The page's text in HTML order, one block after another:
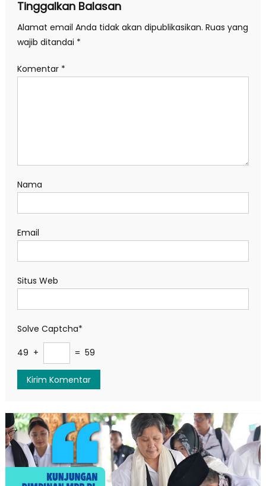
Tinggalkan Balasan
Alamat email Anda tidak akan dipublikasikan. Ruas yang
wajib ditandai *
Komentar *
Nama
Email
Situs Web
Solve Captcha*
49 +
= 59